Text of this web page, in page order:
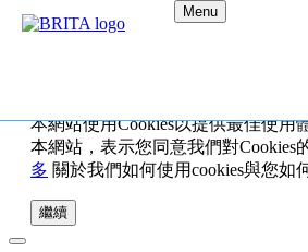
本網站使用Cookies以提供最佳使用
本網站，表示您同意我們對Cookies
多 關於我們如何使用cookies與您如
繼續
Menu